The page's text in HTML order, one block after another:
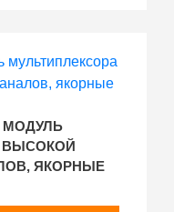
МОДУЛЬ
ВЫСОКОЙ
ЯКОРНЫЕ